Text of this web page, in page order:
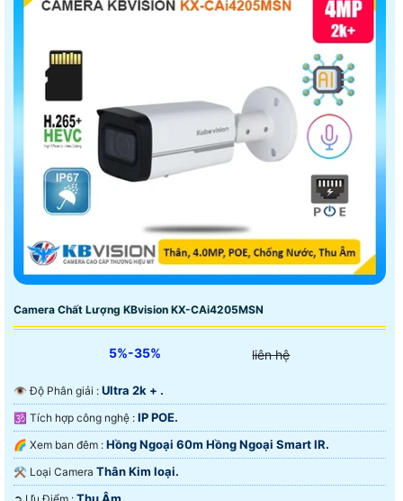
Camera Chất Lượng KBvision KX-CAi4205MSN
5%-35% liên hệ
👁 Độ Phân giải : Ultra 2k + .
🕉️ Tích hợp công nghệ : IP POE.
🌈 Xem ban đêm : Hồng Ngoại 60m Hồng Ngoại Smart IR.
⚒ Loại Camera Thân Kim loại.
️➲ Ưu Điểm : Thu Âm.